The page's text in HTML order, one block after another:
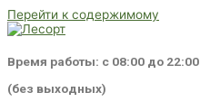
Перейти к содержимому
Время работы: с 08:00 до 22:00
(без выходных)